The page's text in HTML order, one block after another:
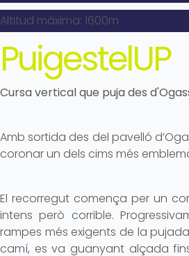
Altitud màxima: 1600m
PuigestelUP
Cursa vertical que puja des
Amb sortida des del pavelló
coronar un dels cims més
El recorregut comença per un
intens però corrible.
rampes més exigents de la
camí, es va guanyant alçada